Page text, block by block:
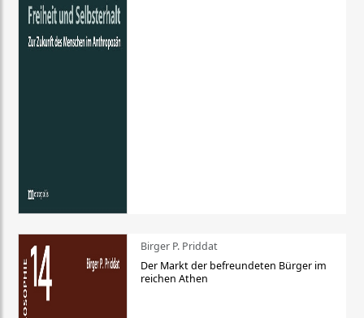
Birger P. Priddat
Der Markt der befreundeten Bürger im
reichen Athen